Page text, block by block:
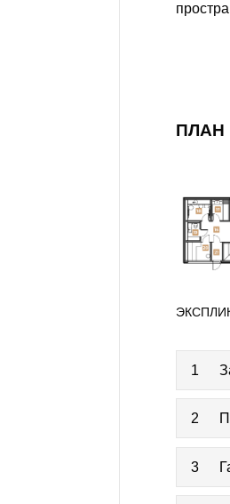
ПЛАН
1
2
3